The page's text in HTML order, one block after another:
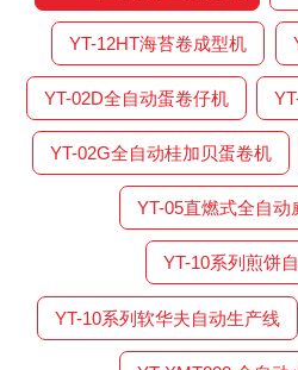
YT-12HT海苔卷成型机
YT-02D全自动蛋卷仔机
YT-02G全自动桂加贝蛋卷机
YT-05直燃式全自动
YT-10系列煎饼
YT-10系列软华夫自动生产线